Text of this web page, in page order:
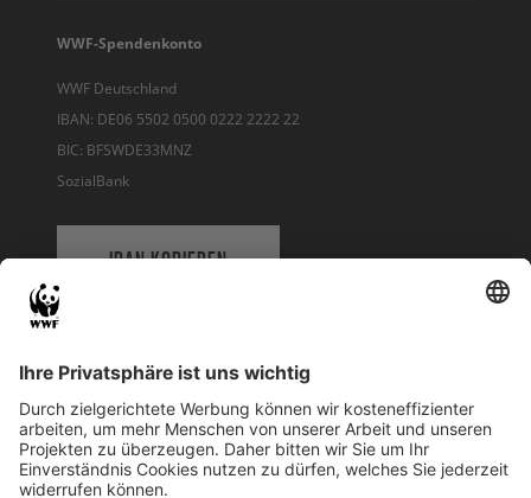
WWF-Spendenkonto
WWF Deutschland
IBAN: DE06 5502 0500 0222 2222 22
BIC: BFSWDE33MNZ
SozialBank
IBAN KOPIEREN
WWF Deutschland
Reinhardtstr. 18